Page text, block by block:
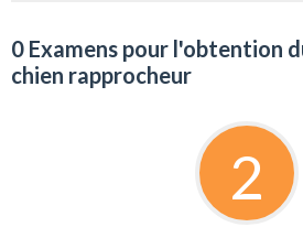
0 Examens pour l'obtention
chien rapprocheur
2